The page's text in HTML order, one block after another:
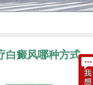
白癜风哪种方式